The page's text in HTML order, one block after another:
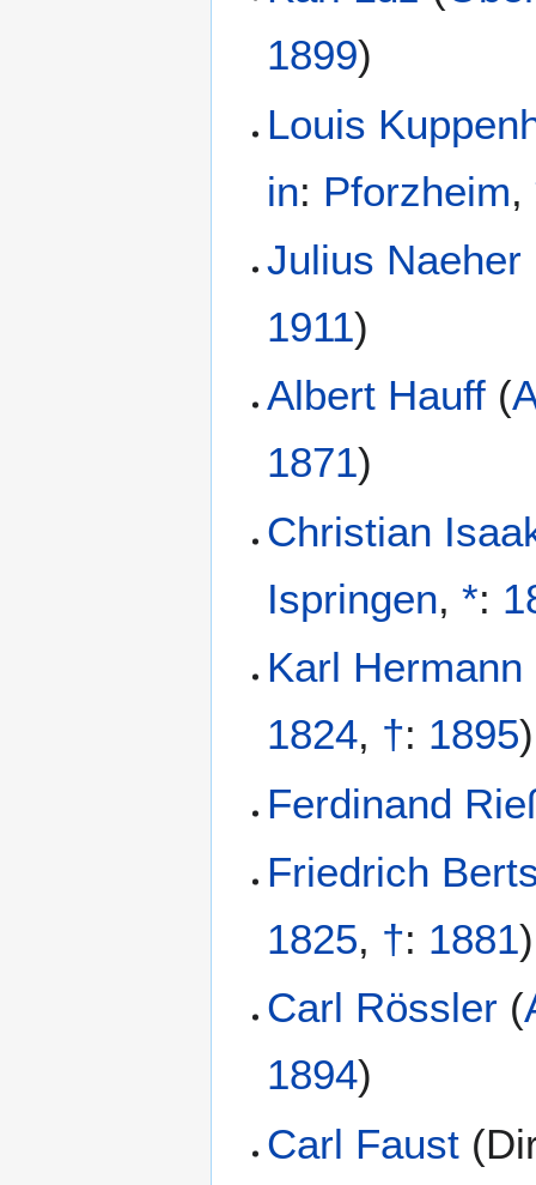
1899)
Louis
in: Pforzheim,
Julius Naeher
1911)
Albert Hauff (
1871)
Christian
Ispringen,*:
Karl Hermann
1824, †: 1895)
Ferdinand
Friedrich
1825, †: 1881)
Carl Rössler (
1894)
Carl Faust (